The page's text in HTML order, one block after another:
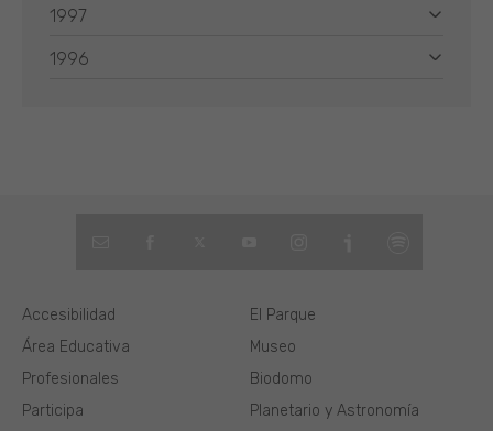
1997
1996
El Parque
Museo
Biodomo
Planetario y Astronomía
Área Educativa
Profesionales
Participa
Accesibilidad